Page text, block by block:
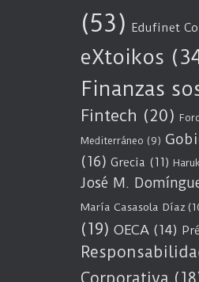
(53) Edufinet
eXtoikos
Finanzas
Fintech (20)
Mediterráneo (9)
(16) Grecia (11)
José M.
María Casasola Díaz
(19) OECA (14)